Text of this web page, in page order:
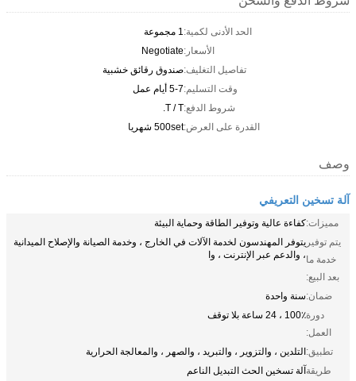
الحد الأدنى لكمية:1 مجموعة
الأسعار:Negotiate
تفاصيل التغليف:صندوق رقائق خشبية
وقت التسليم:5-7 أيام عمل
شروط الدفع:T / T.
القدرة على العرض:500set شهريا
وصف
آلة تسخين التعريفي
مميزات:كفاءة عالية وتوفير الطاقة وحماية البيئة
يتم توفير
خدمة ما
بعد البيع:
يتوفر المهندسون لخدمة الآلات في الخارج ، وخدمة الصيانة والإصلاح الميدانية
، والدعم عبر الإنترنت ، وا
ضمان:سنة واحدة
دورة
العمل:
100٪ ، 24 ساعة بلا توقف
تطبيق:التلدين ، والتزوير ، والتبريد ، والصهر ، والمعالجة الحرارية
طريقةآلة تسخين الحث التبديل الناعم